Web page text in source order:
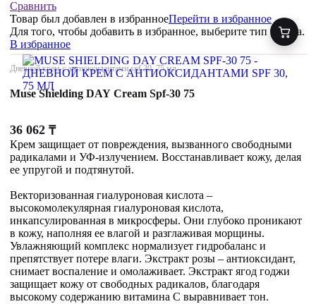
Сравнить
Товар был добавлен в избранноеПерейти в избранное
Для того, чтобы добавить в избранное, выберите тип товара.
В избранное
Дневной крем с антиоксидантами spf 30, 75 мл
Muse Shielding DAY Cream Spf-30 75
36 062 ₸
Крем защищает от повреждения, вызванного свободными
радикалами и УФ-излучением. Восстанавливает кожу, делая
ее упругой и подтянутой.
Векторизованная гиалуроновая кислота –
высокомолекулярная гиалуроновая кислота,
инкапсулированная в микросферы. Они глубоко проникают
в кожу, наполняя ее влагой и разглаживая морщины.
Увлажняющий комплекс нормализует гидробаланс и
препятствует потере влаги. Экстракт розы – антиоксидант,
снимает воспаление и омолаживает. Экстракт ягод годжи
защищает кожу от свободных радикалов, благодаря
высокому содержанию витамина С выравнивает тон.